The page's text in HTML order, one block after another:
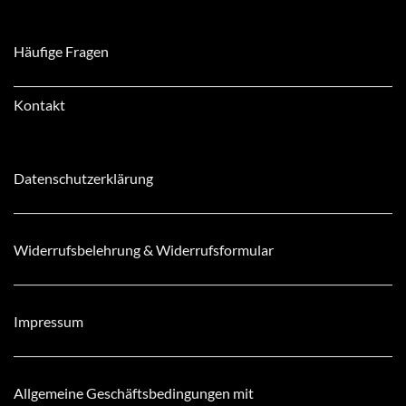
Häufige Fragen
Kontakt
Datenschutzerklärung
Widerrufsbelehrung & Widerrufsformular
Impressum
Allgemeine Geschäftsbedingungen mit